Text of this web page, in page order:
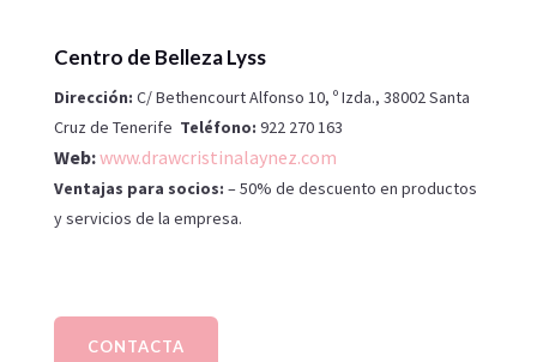
Centro de Belleza Lyss
Dirección: C/ Bethencourt Alfonso 10, º Izda., 38002 Santa
Cruz de Tenerife Teléfono: 922 270 163
Web:www.drawcristinalaynez.com
Ventajas para socios: – 50% de descuento en productos
y servicios de la empresa.
CONTACTA